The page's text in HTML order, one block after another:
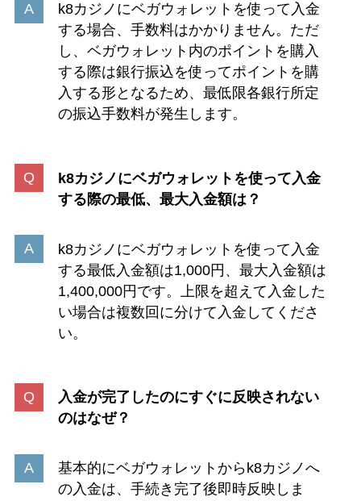
k8カジノにベガウォレットを使って入金
する場合、手数料はかかりません。ただ
し、ベガウォレット内のポイントを購入
する際は銀行振込を使ってポイントを購
入する形となるため、最低限各銀行所定
の振込手数料が発生します。
k8カジノにベガウォレットを使って入金
する際の最低、最大入金額は？
k8カジノにベガウォレットを使って入金
する最低入金額は1,000円、最大入金額は
1,400,000円です。上限を超えて入金した
い場合は複数回に分けて入金してくださ
い。
入金が完了したのにすぐに反映されない
のはなぜ？
基本的にベガウォレットからk8カジノへ
の入金は、手続き完了後即時反映しま